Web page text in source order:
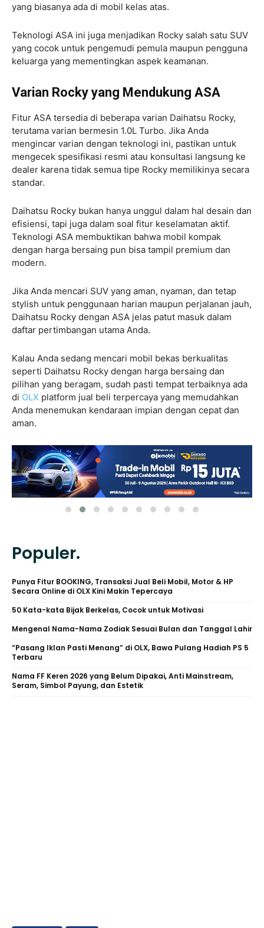
yang biasanya ada di mobil kelas atas.
Teknologi ASA ini juga menjadikan Rocky salah satu SUV
yang cocok untuk pengemudi pemula maupun pengguna
keluarga yang mementingkan aspek keamanan.
Varian Rocky yang Mendukung ASA
Fitur ASA tersedia di beberapa varian Daihatsu Rocky,
terutama varian bermesin 1.0L Turbo. Jika Anda
mengincar varian dengan teknologi ini, pastikan untuk
mengecek spesifikasi resmi atau konsultasi langsung ke
dealer karena tidak semua tipe Rocky memilikinya secara
standar.
Daihatsu Rocky bukan hanya unggul dalam hal desain dan
efisiensi, tapi juga dalam soal fitur keselamatan aktif.
Teknologi ASA membuktikan bahwa mobil kompak
dengan harga bersaing pun bisa tampil premium dan
modern.
Jika Anda mencari SUV yang aman, nyaman, dan tetap
stylish untuk penggunaan harian maupun perjalanan jauh,
Daihatsu Rocky dengan ASA jelas patut masuk dalam
daftar pertimbangan utama Anda.
Kalau Anda sedang mencari mobil bekas berkualitas
seperti Daihatsu Rocky dengan harga bersaing dan
pilihan yang beragam, sudah pasti tempat terbaiknya ada
di OLX platform jual beli terpercaya yang memudahkan
Anda menemukan kendaraan impian dengan cepat dan
aman.
Populer.
Punya Fitur BOOKING, Transaksi Jual Beli Mobil, Motor & HP
Secara Online di OLX Kini Makin Tepercaya
50 Kata-kata Bijak Berkelas, Cocok untuk Motivasi
Mengenal Nama-Nama Zodiak Sesuai Bulan dan Tanggal Lahir
“Pasang Iklan Pasti Menang” di OLX, Bawa Pulang Hadiah PS 5
Terbaru
Nama FF Keren 2026 yang Belum Dipakai, Anti Mainstream,
Seram, Simbol Payung, dan Estetik